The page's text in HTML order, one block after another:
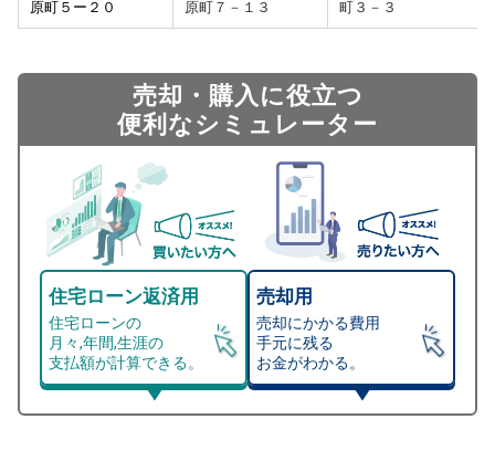
原町５ー２０
原町７－１３
町３－３
売却・購入に役立つ
便利なシミュレーター
住宅ローン返済用
住宅ローンの
月々,年間,生涯の
支払額が計算できる。
売却用
売却にかかる費用
手元に残る
お金がわかる。
総支払額シミュレーション
マンション売却シミュレーター